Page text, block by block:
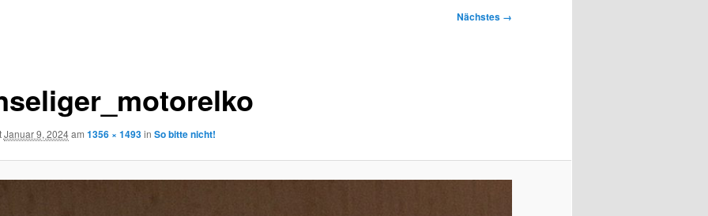
Nächstes →
Januar 9, 2024am 1356 × 1493in So bitte nicht!